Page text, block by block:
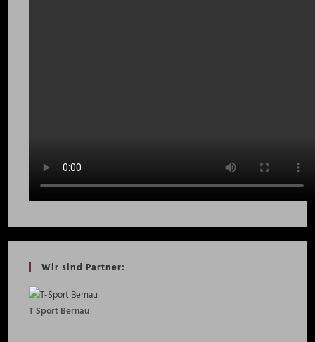
Wir sind Partner:
T Sport Bernau